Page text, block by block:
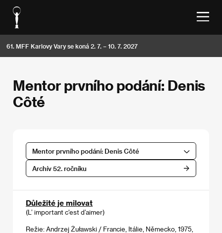
61. MFF Karlovy Vary se koná 2. 7. – 10. 7. 2027
Mentor prvního podání: Denis
Côté
Mentor prvního podání: Denis Côté
Archív 52. ročníku
Důležité je milovat
(L’ important c'est d’aimer)
Režie: Andrzej Żuławski / Francie, Itálie, Německo, 1975,